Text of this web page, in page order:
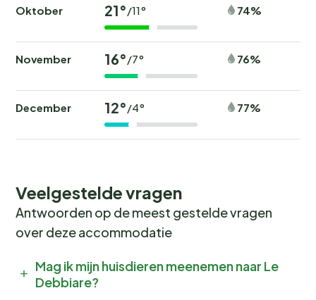
Oktober 21°/11° 74%
November 16°/7° 76%
December 12°/4° 77%
Veelgestelde vragen
Antwoorden op de meest gestelde vragen
over deze accommodatie
Mag ik mijn huisdieren meenemen naar Le
Debbiare?